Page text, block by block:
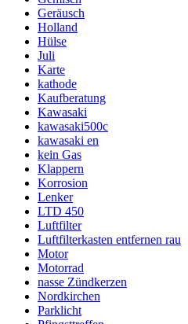
Geräusch
Holland
Hülse
Juli
Karte
kathode
Kaufberatung
Kawasaki
kawasaki500c
kawasaki en
kein Gas
Klappern
Korrosion
Lenker
LTD 450
Luftfilter
Luftfilterkasten entfernen rau
Motor
Motorrad
nasse Zündkerzen
Nordkirchen
Parklicht